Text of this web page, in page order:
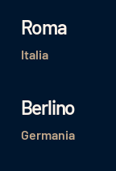
Roma
Italia
Berlino
Germania